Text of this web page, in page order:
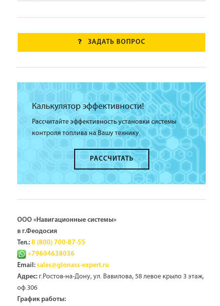
ЗАДАТЬ ВОПРОС
Калькулятор эффективности!
Рассчитайте эффективность установки системы
контроля топлива на Вашу технику.
РАССЧИТАТЬ
ООО «Навигационные системы»
в г.Феодосия
Тел.: 8 (800) 700-87-55
+79604638036
Email: sales@glonass-expert.ru
Адрес: г.Ростов-на-Дону, ул. Вавилова, 58 левое крыло 3 этаж,
оф.306
График работы: